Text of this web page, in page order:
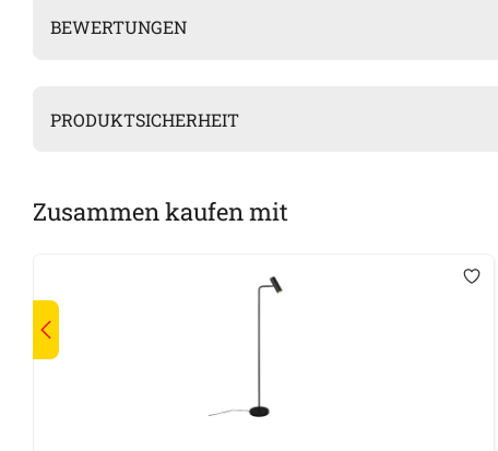
BEWERTUNGEN
PRODUKTSICHERHEIT
Zusammen kaufen mit